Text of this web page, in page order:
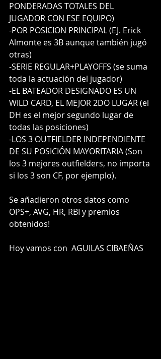
PONDERADAS TOTALES DEL
JUGADOR CON ESE EQUIPO)
-POR POSICION PRINCIPAL (EJ. Erick
Almonte es 3B aunque también jugó
otras)
-SERIE REGULAR+PLAYOFFS (se suma
toda la actuación del jugador)
-EL BATEADOR DESIGNADO ES UN
WILD CARD, EL MEJOR 2DO LUGAR (el
DH es el mejor segundo lugar de
todas las posiciones)
-LOS 3 OUTFIELDER INDEPENDIENTE
DE SU POSICIÓN MAYORITARIA (Son
los 3 mejores outfielders, no importa
si los 3 son CF, por ejemplo).
Se añadieron otros datos como
OPS+, AVG, HR, RBI y premios
obtenidos!
Hoy vamos con  AGUILAS CIBAEÑAS